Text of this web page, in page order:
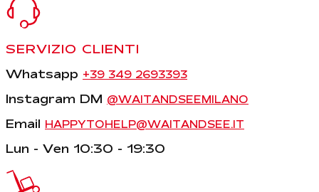
SERVIZIO CLIENTI
Whatsapp +39 349 2693393
Instagram DM @WAITANDSEEMILANO
Email HAPPYTOHELP@WAITANDSEE.IT
Lun - Ven 10:30 - 19:30